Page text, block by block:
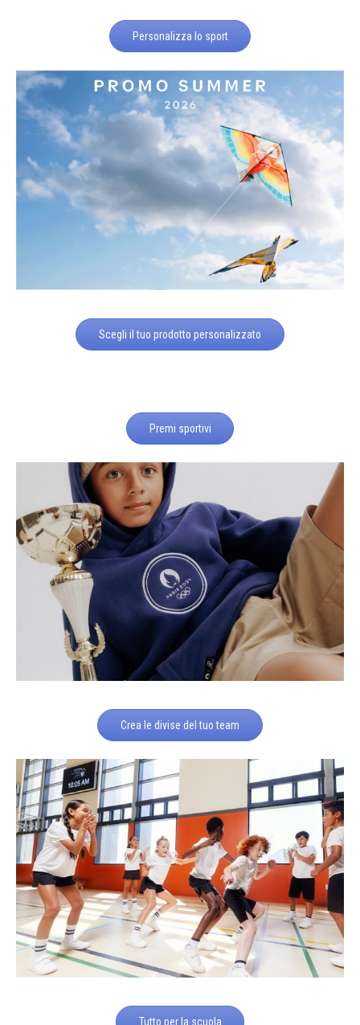
Personalizza lo sport
Scegli il tuo prodotto personalizzato
Premi sportivi
Crea le divise del tuo team
Tutto per la scuola